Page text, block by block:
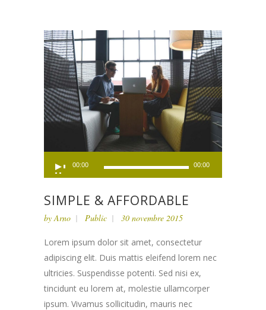
audio
00:00 00:00
SIMPLE & AFFORDABLE
by Arno Public 30 novembre 2015
Lorem ipsum dolor sit amet, consectetur
adipiscing elit. Duis mattis eleifend lorem nec
ultricies. Suspendisse potenti. Sed nisi ex,
tincidunt eu lorem at, molestie ullamcorper
ipsum. Vivamus sollicitudin, mauris nec